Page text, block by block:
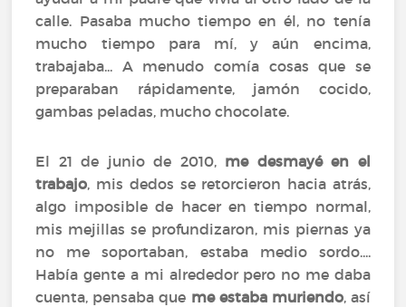
calle. Pasaba mucho tiempo en él, no tenía
mucho tiempo para mí, y aún encima,
trabajaba... A menudo comía cosas que se
preparaban rápidamente, jamón cocido,
gambas peladas, mucho chocolate.
El 21 de junio de 2010, me desmayé en el
trabajo, mis dedos se retorcieron hacia atrás,
algo imposible de hacer en tiempo normal,
mis mejillas se profundizaron, mis piernas ya
no me soportaban, estaba medio sordo....
Había gente a mi alrededor pero no me daba
cuenta, pensaba que me estaba muriendo, así